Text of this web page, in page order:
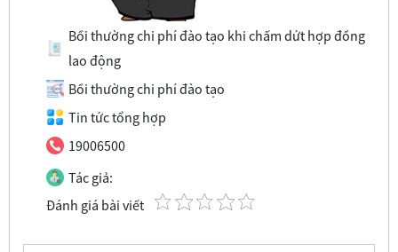
Bồi thường chi phí đào tạo khi chấm dứt hợp đồng
lao động
Bồi thường chi phí đào tạo
Tin tức tổng hợp
19006500
Tác giả:
Đánh giá bài viết